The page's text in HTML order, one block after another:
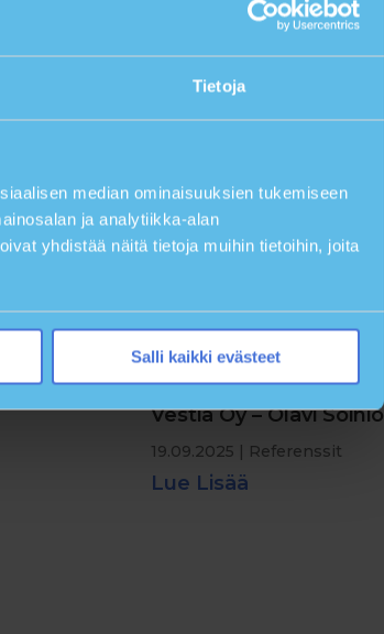
Tietoja
median ominaisuuksien tukemiseen
ja analytiikka-alan
yhdistää näitä tietoja muihin tietoihin, joita
Salli kaikki evästeet
Vestia Oy – Olavi Soinio
19.09.2025 Referenssit
Lue Lisää